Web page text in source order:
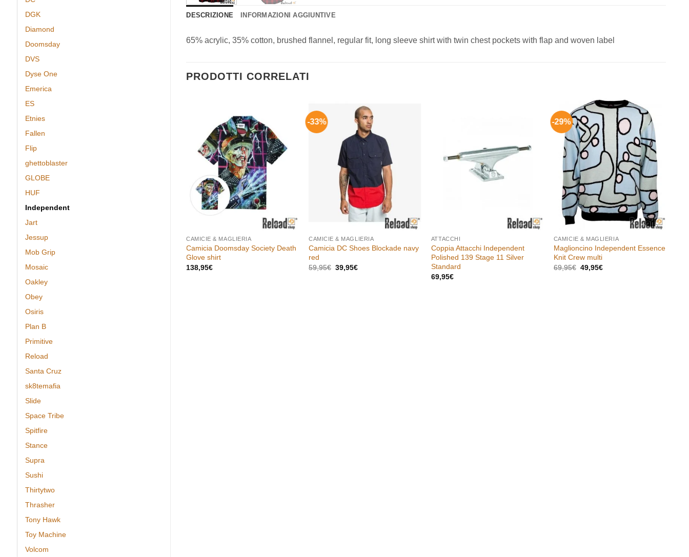
DGK
Diamond
Doomsday
DVS
Dyse One
Emerica
ES
Etnies
Fallen
Flip
ghettoblaster
GLOBE
HUF
Independent
Jart
Jessup
Mob Grip
Mosaic
Oakley
Obey
Osiris
Plan B
Primitive
Reload
Santa Cruz
sk8temafia
Slide
Space Tribe
Spitfire
Stance
Supra
Sushi
Thirtytwo
Thrasher
Tony Hawk
Toy Machine
Volcom
DESCRIZIONE INFORMAZIONI AGGIUNTIVE
65% acrylic, 35% cotton, brushed flannel, regular fit, long sleeve shirt with twin chest pockets with flap and woven label
PRODOTTI CORRELATI
alla lista
dei
desideri
CAMICIE & MAGLIERIA
Camicia Doomsday Society Death
Glove shirt
138,95€
-33%
CAMICIE & MAGLIERIA
Camicia DC Shoes Blockade navy
red
59,95€ Il
39,95€Il
desideri
ATTACCHI
Coppia Attacchi Independent
Polished 139 Stage 11 Silver
Standard
69,95€
-29%
Aggiungi
alla lista
dei
desideri
CAMICIE & MAGLIERIA
Maglioncino Independent Essence
Knit Crew multi
69,95€ Il
49,95€Il
alla lista
desideri
Span
Parts Bearing GP-B Black